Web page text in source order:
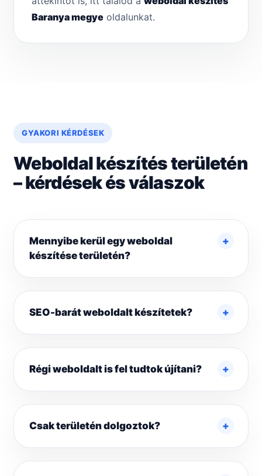
Baranya megye oldalunkat.
GYAKORI KÉRDÉSEK
Weboldal készítés területén
– kérdések és válaszok
Mennyibe kerül egy weboldal
készítése területén?
SEO-barát weboldalt készítetek?
Régi weboldalt is fel tudtok újítani?
Csak területén dolgoztok?